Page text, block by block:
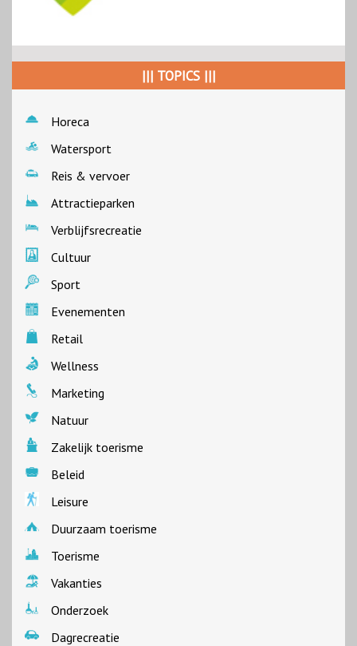
||| TOPICS |||
Horeca
Watersport
Reis & vervoer
Attractieparken
Verblijfsrecreatie
Cultuur
Sport
Evenementen
Retail
Wellness
Marketing
Natuur
Zakelijk toerisme
Beleid
Leisure
Duurzaam toerisme
Toerisme
Vakanties
Onderzoek
Dagrecreatie